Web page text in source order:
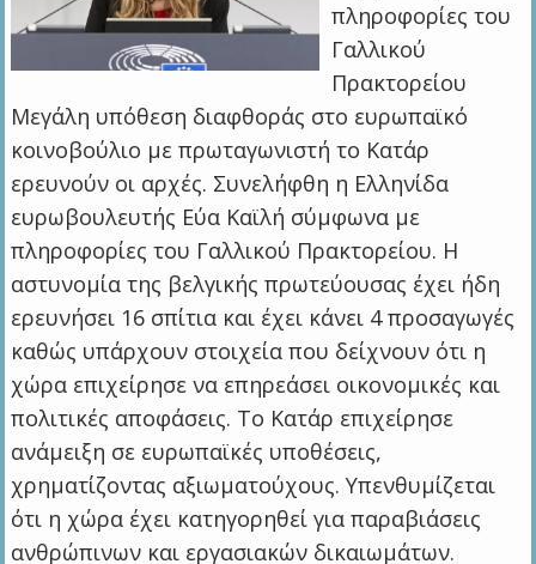
πληροφορίες του
Γαλλικού
Πρακτορείου
Μεγάλη υπόθεση διαφθοράς στο ευρωπαϊκό
κοινοβούλιο με πρωταγωνιστή το Κατάρ
ερευνούν οι αρχές. Συνελήφθη η Ελληνίδα
ευρωβουλευτής Εύα Καϊλή σύμφωνα με
πληροφορίες του Γαλλικού Πρακτορείου. Η
αστυνομία της βελγικής πρωτεύουσας έχει ήδη
ερευνήσει 16 σπίτια και έχει κάνει 4 προσαγωγές
καθώς υπάρχουν στοιχεία που δείχνουν ότι η
χώρα επιχείρησε να επηρεάσει οικονομικές και
πολιτικές αποφάσεις. Το Κατάρ επιχείρησε
ανάμειξη σε ευρωπαϊκές υποθέσεις,
χρηματίζοντας αξιωματούχους. Υπενθυμίζεται
ότι η χώρα έχει κατηγορηθεί για παραβιάσεις
ανθρώπινων και εργασιακών δικαιωμάτων.